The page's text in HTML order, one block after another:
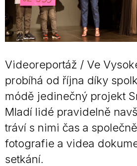
Videoreportáž / Ve
probíhá od října díky
módě jedinečný projekt
Mladí lidé pravidelně
tráví s nimi čas a
fotografie a videa
setkání.